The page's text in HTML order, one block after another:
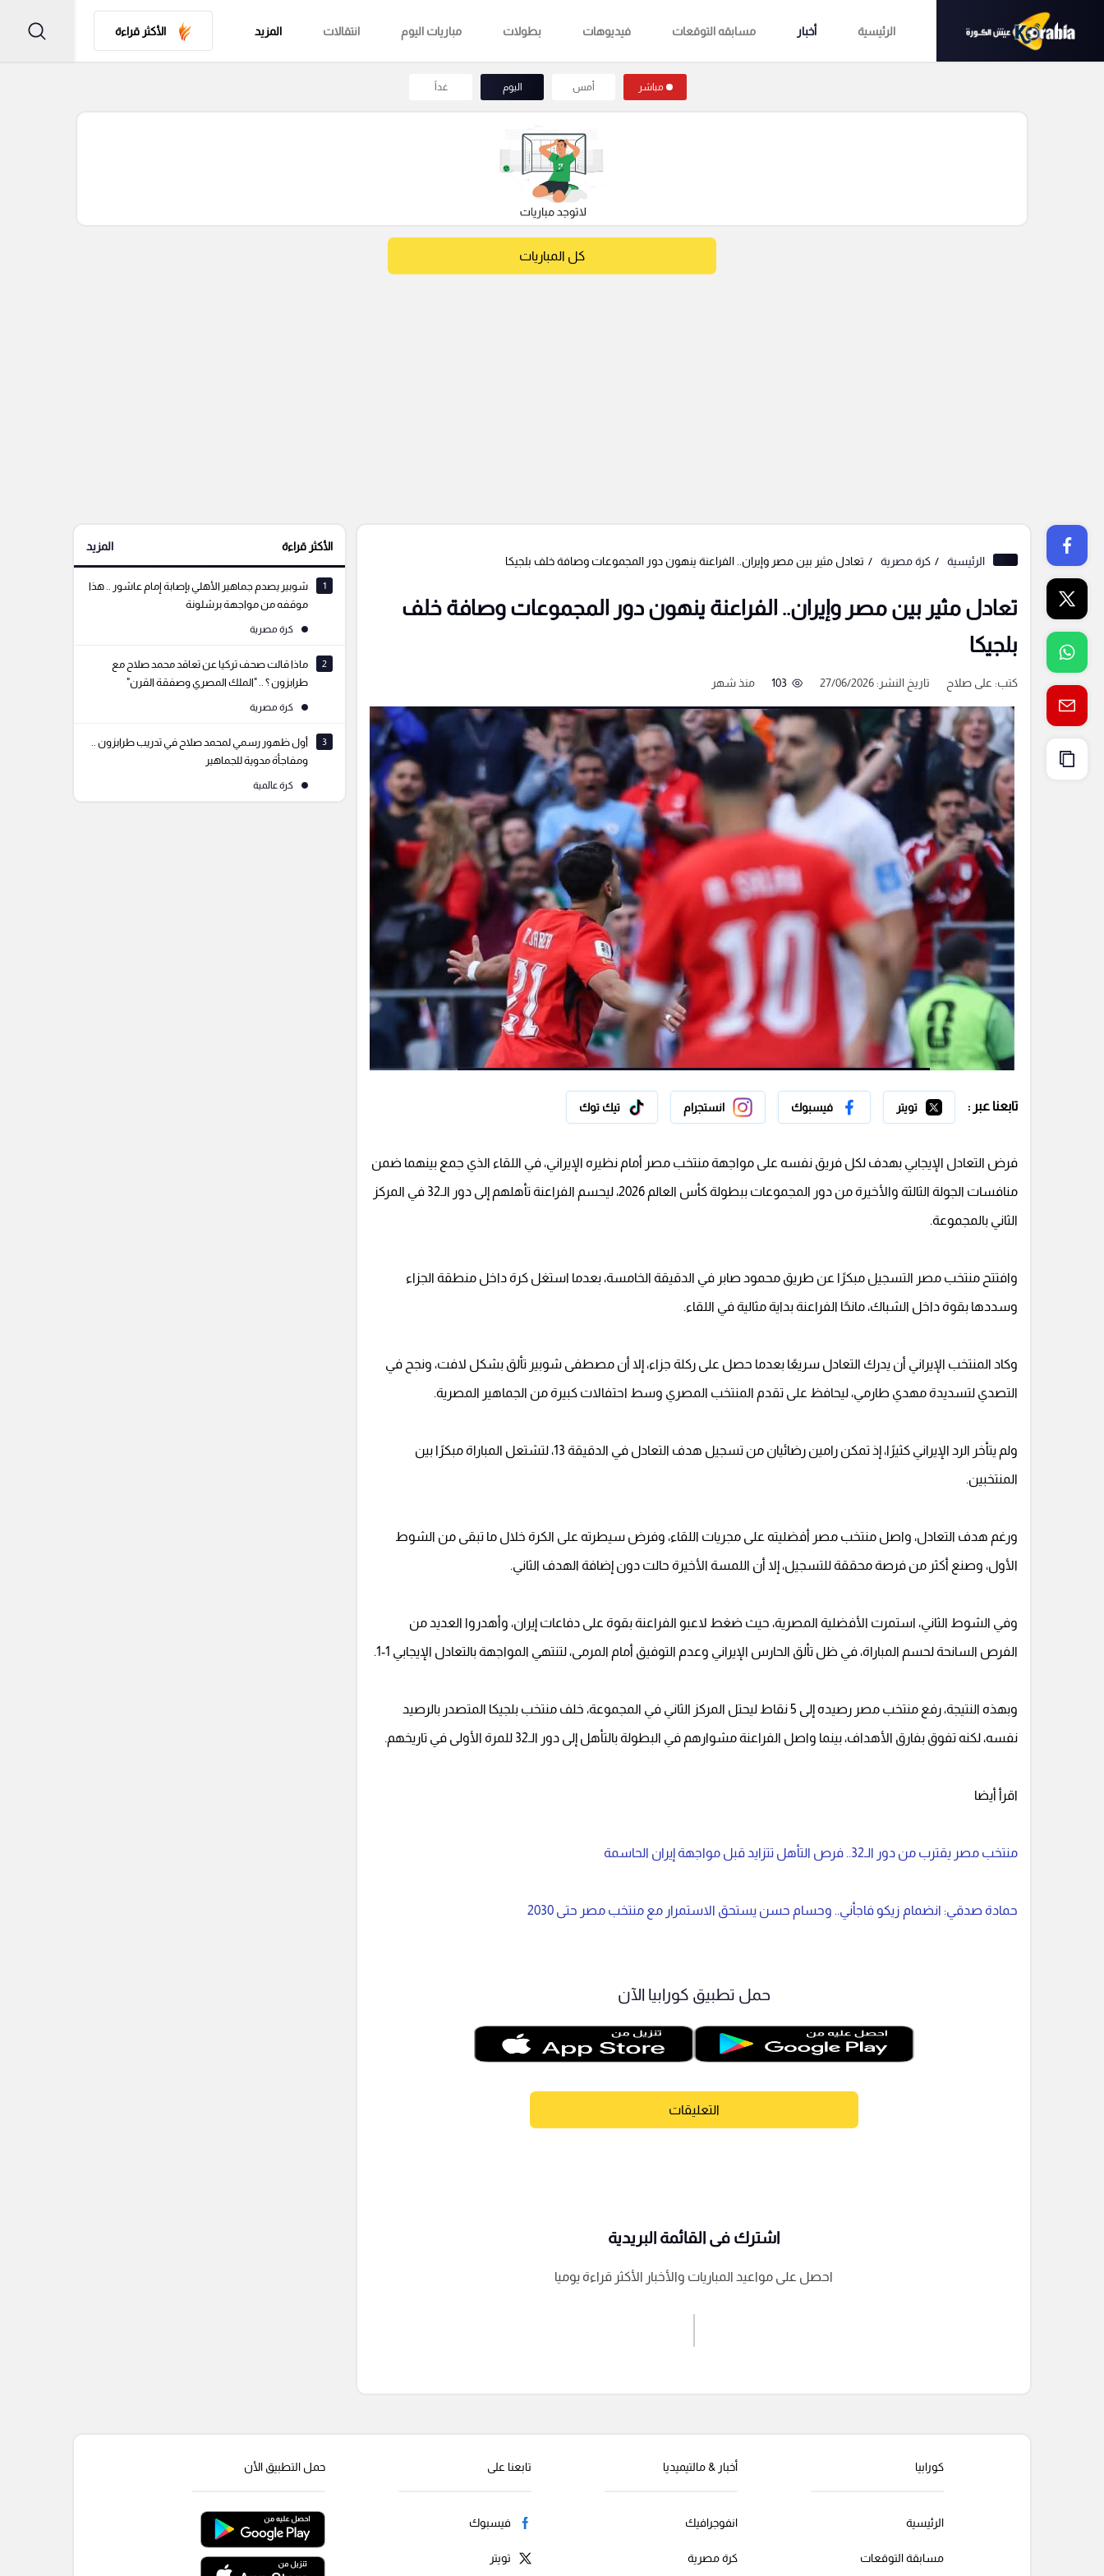
الرئيسية أخبار مسابقه التوقعات فيديوهات بطولات مباريات اليوم انتقالات المزيد الأكثر قراءة
مباشر أمس اليوم غداً
كل المباريات
الرئيسية كرة مصرية تعادل مثير بين مصر وإيران.. الفراعنة ينهون دور المجموعات وصافة خلف بلجيكا
تعادل مثير بين مصر وإيران.. الفراعنة ينهون دور المجموعات وصافة خلف
بلجيكا
كتب: على صلاح تاريخ النشر: 27/06/2026 103 منذ شهر
تابعنا عبر : تويتر فيسبوك انستجرام تيك توك
فرض التعادل الإيجابي بهدف لكل فريق نفسه على مواجهة منتخب مصر أمام نظيره الإيراني، في اللقاء الذي جمع بينهما ضمن
منافسات الجولة الثالثة والأخيرة من دور المجموعات ببطولة كأس العالم 2026، ليحسم الفراعنة تأهلهم إلى دور الـ32 في المركز
الثاني بالمجموعة.
وافتتح منتخب مصر التسجيل مبكرًا عن طريق محمود صابر في الدقيقة الخامسة، بعدما استغل كرة داخل منطقة الجزاء
وسددها بقوة داخل الشباك، مانحًا الفراعنة بداية مثالية في اللقاء.
وكاد المنتخب الإيراني أن يدرك التعادل سريعًا بعدما حصل على ركلة جزاء، إلا أن مصطفى شوبير تألق بشكل لافت، ونجح في
التصدي لتسديدة مهدي طارمي، ليحافظ على تقدم المنتخب المصري وسط احتفالات كبيرة من الجماهير المصرية.
ولم يتأخر الرد الإيراني كثيرًا، إذ تمكن رامين رضائيان من تسجيل هدف التعادل في الدقيقة 13، لتشتعل المباراة مبكرًا بين
المنتخبين.
ورغم هدف التعادل، واصل منتخب مصر أفضليته على مجريات اللقاء، وفرض سيطرته على الكرة خلال ما تبقى من الشوط
الأول، وصنع أكثر من فرصة محققة للتسجيل، إلا أن اللمسة الأخيرة حالت دون إضافة الهدف الثاني.
وفي الشوط الثاني، استمرت الأفضلية المصرية، حيث ضغط لاعبو الفراعنة بقوة على دفاعات إيران، وأهدروا العديد من
الفرص السانحة لحسم المباراة، في ظل تألق الحارس الإيراني وعدم التوفيق أمام المرمى، لتنتهي المواجهة بالتعادل الإيجابي 1-1.
وبهذه النتيجة، رفع منتخب مصر رصيده إلى 5 نقاط ليحتل المركز الثاني في المجموعة، خلف منتخب بلجيكا المتصدر بالرصيد
نفسه، لكنه تفوق بفارق الأهداف، بينما واصل الفراعنة مشوارهم في البطولة بالتأهل إلى دور الـ32 للمرة الأولى في تاريخهم.
اقرأ أيضا
منتخب مصر يقترب من دور الـ32.. فرص التأهل تتزايد قبل مواجهة إيران الحاسمة
حمادة صدقي: انضمام زيكو فاجأني.. وحسام حسن يستحق الاستمرار مع منتخب مصر حتى 2030
حمل تطبيق كورابيا الآن
التعليقات
إرسال تعليق
اشترك فى القائمة البريدية
احصل على مواعيد المباريات والأخبار الأكثر قراءة يوميا
الأكثر قراءة المزيد
1
شوبير يصدم جماهير الأهلي بإصابة إمام عاشور .. هذا
موقفه من مواجهة برشلونة
كرة مصرية
2
ماذا قالت صحف تركيا عن تعاقد محمد صلاح مع
طرابزون ؟ .. "الملك المصري وصفقة القرن"
كرة مصرية
3
أول ظهور رسمي لمحمد صلاح في تدريب طرابزون ..
ومفاجأة مدوية للجماهير
كرة عالمية
كورابيا
الرئيسية
مسابقة التوقعات
أخبار & مالتيميديا
انفوجرافيك
كرة مصرية
تابعنا على
فيسبوك
تويتر
حمل التطبيق الأن